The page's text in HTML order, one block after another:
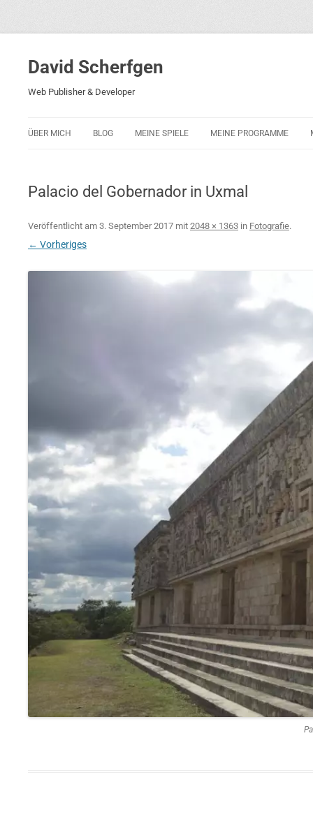
David Scherfgen
Web Publisher & Developer
ÜBER MICH BLOG MEINE SPIELE
BLOCKS 2001
MEINE PROGRAMME
Palacio del Gobernador in Uxmal
Veröffentlicht am 3. September 2017 mit 2048 × 1363 in Fotografie.
← Vorheriges